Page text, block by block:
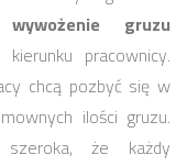
wywożenie gruzu
pracownicy.
chcą pozbyć się w
ilości gruzu.
że każdy